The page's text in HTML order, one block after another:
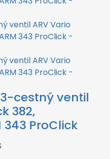
cestný ventil
382,
ProClick